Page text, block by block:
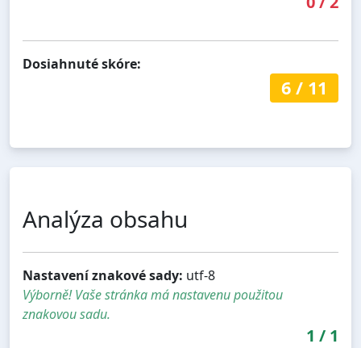
Dosiahnuté skóre:
6/ 11
Analýza obsahu
Nastavení znakové sady: utf-8
Výborně! Vaše stránka má nastavenu použitou
znakovou sadu.
1 / 1